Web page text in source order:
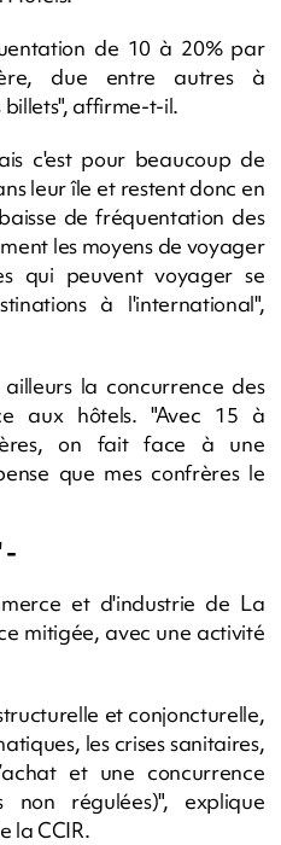
de 10 à 20% par
due entre autres à
affirme-t-il.
c'est pour beaucoup de
leur île et restent donc en
de fréquentation des
les moyens de voyager
qui peuvent voyager se
à l'international",
la concurrence des
aux hôtels. "Avec 15 à
on fait face à une
que mes confrères le
-
et d'industrie de La
mitigée, avec une activité
et conjoncturelle,
les crises sanitaires,
et une concurrence
non régulées)", explique
la CCIR.